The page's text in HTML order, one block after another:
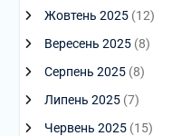
Жовтень 2025(12)
Вересень 2025(8)
Серпень 2025(8)
Липень 2025(7)
Червень 2025(15)